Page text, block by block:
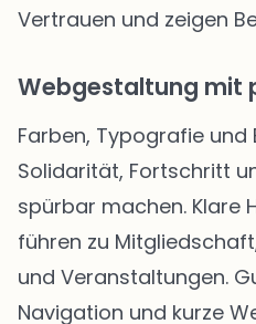
Vertrauen und zeigen
Webgestaltung mit
Farben, Typografie und
Solidarität, Fortschritt
spürbar machen. Klare
führen zu
und Veranstaltungen.
Navigation und kurze